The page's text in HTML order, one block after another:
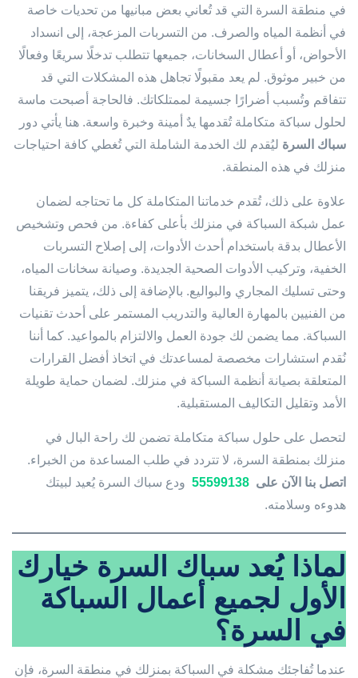
في منطقة السرة التي قد تُعاني بعض مبانيها من تحديات خاصة
في أنظمة المياه والصرف. من التسربات المزعجة، إلى انسداد
الأحواض، أو أعطال السخانات، جميعها تتطلب تدخلًا سريعًا وفعالًا
من خبير موثوق. لم يعد مقبولًا تجاهل هذه المشكلات التي قد
تتفاقم وتُسبب أضرارًا جسيمة لممتلكاتك. فالحاجة أصبحت ماسة
لحلول سباكة متكاملة تُقدمها يدٌ أمينة وخبرة واسعة. هنا يأتي دور
سباك السرة ليُقدم لك الخدمة الشاملة التي تُغطي كافة احتياجات
منزلك في هذه المنطقة.
علاوة على ذلك، تُقدم خدماتنا المتكاملة كل ما تحتاجه لضمان
عمل شبكة السباكة في منزلك بأعلى كفاءة. من فحص وتشخيص
الأعطال بدقة باستخدام أحدث الأدوات، إلى إصلاح التسربات
الخفية، وتركيب الأدوات الصحية الجديدة. وصيانة سخانات المياه،
وحتى تسليك المجاري والبواليع. بالإضافة إلى ذلك، يتميز فريقنا
من الفنيين بالمهارة العالية والتدريب المستمر على أحدث تقنيات
السباكة. مما يضمن لك جودة العمل والالتزام بالمواعيد. كما أننا
نُقدم استشارات مخصصة لمساعدتك في اتخاذ أفضل القرارات
المتعلقة بصيانة أنظمة السباكة في منزلك. لضمان حماية طويلة
الأمد وتقليل التكاليف المستقبلية.
لتحصل على حلول سباكة متكاملة تضمن لك راحة البال في
منزلك بمنطقة السرة، لا تتردد في طلب المساعدة من الخبراء.
اتصل بنا الآن على 55599138 ودع سباك السرة يُعيد لبيتك
هدوءه وسلامته.
لماذا يُعد سباك السرة خيارك
الأول لجميع أعمال السباكة
في السرة؟
عندما تُفاجئك مشكلة في السباكة بمنزلك في منطقة السرة، فإن